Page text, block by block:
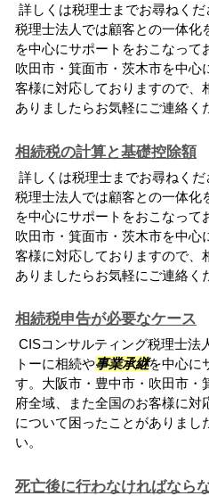
詳しくは税理士までお尋ねく
税理士法人では顧客との一体化
を中心にサポートをおこなって
吹田市・箕面市・茨木市を中心
客様に対応しておりますので、
ありましたらお気軽にご連絡く
相続税の計算と基礎控除額
詳しくは税理士までお尋ねく
税理士法人では顧客との一体化
を中心にサポートをおこなって
吹田市・箕面市・茨木市を中心
客様に対応しておりますので、
ありましたらお気軽にご連絡く
相続税申告が必要なケース
CISコンサルティング税理士法
トーに相続や事業承継を中心に
す。大阪市・豊中市・吹田市・
府全域、また全国のお客様に対
について困ったことがありまし
い。
死亡後に行わなければなら